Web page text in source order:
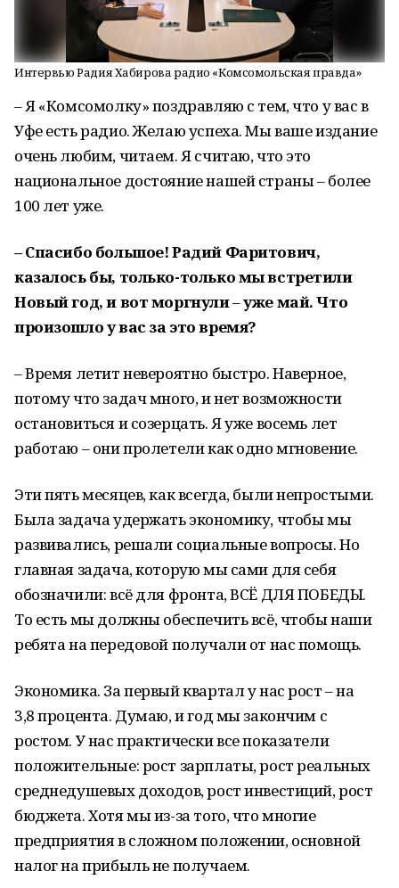
Интервью Радия Хабирова радио «Комсомольская правда»
– Я «Комсомолку» поздравляю с тем, что у вас в
Уфе есть радио. Желаю успеха. Мы ваше издание
очень любим, читаем. Я считаю, что это
национальное достояние нашей страны – более
100 лет уже.
– Спасибо большое! Радий Фаритович,
казалось бы, только-только мы встретили
Новый год, и вот моргнули–уже май. Что
произошло у вас за это время?
– Время летит невероятно быстро. Наверное,
потому что задач много, и нет возможности
остановиться и созерцать. Я уже восемь лет
работаю – они пролетели как одно мгновение.
Эти пять месяцев, как всегда, были непростыми.
Была задача удержать экономику, чтобы мы
развивались, решали социальные вопросы. Но
главная задача, которую мы сами для себя
обозначили: всё для фронта, ВСЁ ДЛЯ ПОБЕДЫ.
То есть мы должны обеспечить всё, чтобы наши
ребята на передовой получали от нас помощь.
Экономика. За первый квартал у нас рост – на
3,8 процента. Думаю, и год мы закончим с
ростом. У нас практически все показатели
положительные: рост зарплаты, рост реальных
среднедушевых доходов, рост инвестиций, рост
бюджета. Хотя мы из-за того, что многие
предприятия в сложном положении, основной
налог на прибыль не получаем.